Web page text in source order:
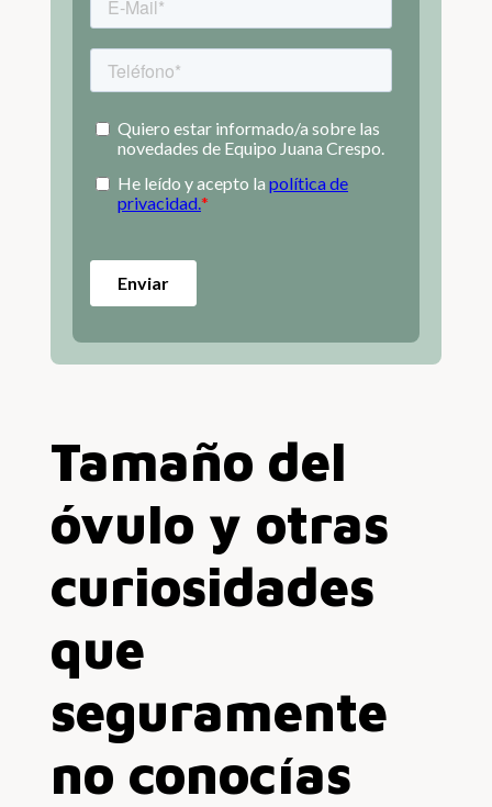
Tamaño del
óvulo y otras
curiosidades
que
seguramente
no conocías